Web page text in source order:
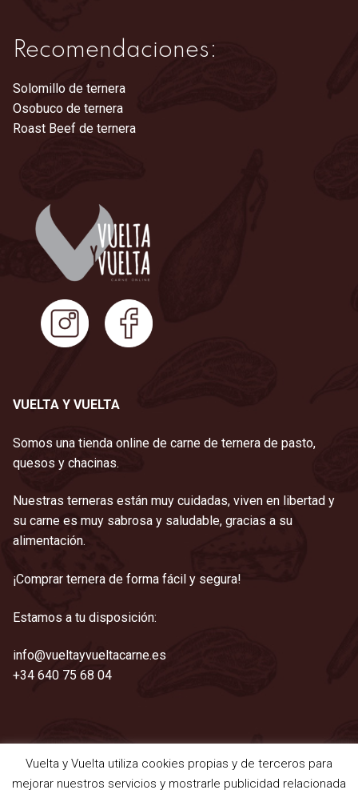
Recomendaciones:
Solomillo de ternera
Osobuco de ternera
Roast Beef de ternera
VUELTA Y VUELTA
Somos una tienda online de carne de ternera de pasto,
quesos y chacinas.
Nuestras terneras están muy cuidadas, viven en libertad y
su carne es muy sabrosa y saludable, gracias a su
alimentación.
¡Comprar ternera de forma fácil y segura!
Estamos a tu disposición:
info@vueltayvueltacarne.es
+34 640 75 68 04
©2021 Vuelta y Vuelta
Aviso legal|Cookies|Privacidad|Términos y condiciones
Vuelta y Vuelta utiliza cookies propias y de terceros para
mejorar nuestros servicios y mostrarle publicidad relacionada